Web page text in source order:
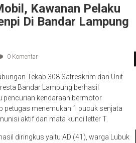
Kawanan Pelaku
Di Bandar Lampung
0 Komentar
Tekab 308 Satreskrim dan Unit
Bandar Lampung berhasil
pencurian kendaraan bermotor
petugas menemukan 1 pucuk senjata
aktif dan mata kunci letter T.
diringkus yaitu AD (41), warga Lubuk